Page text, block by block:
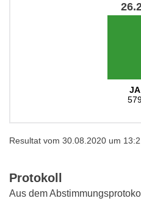
JA
Resultat vom 30.08.2020 um
Protokoll
Aus dem Abstimmungsprotokoll